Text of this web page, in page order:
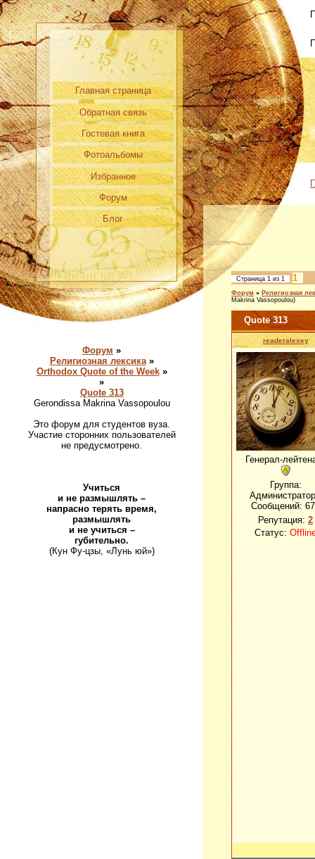
Главная страница
Обратная связь
Гостевая книга
Фотоальбомы
Избранное
Форум
Блог
Форум »
Религиозная лексика»
Orthodox Quote of the Week»
»
Quote 313
Gerondissa Makrina Vassopoulou
Это форум для студентов вуза.
Участие сторонних пользователей
не предусмотрено.
Учиться
и не размышлять –
напрасно терять время,
размышлять
и не учиться –
губительно.
(Кун Фу-цзы, «Лунь юй»)
Страница 1 из 1 1
Форум » Религиозная
Makrina Vassopoulou)
Quote 313
readeralexey
Генерал-
Группа:
Сообщений:
Репутация: 2
Статус: